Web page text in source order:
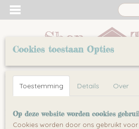
Inloggen Registreren
Home>Leuten> Koffiezetapparaten>
5000BK - Koffiezetapparaat
Cookies toestaan Opties
Toestemming Details Over
Op deze website worden cookies
Cookies worden door ons gebruikt